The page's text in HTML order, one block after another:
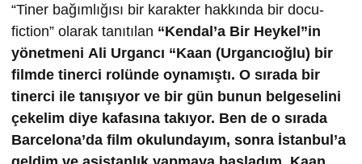
“Tiner bağımlığısı bir karakter hakkında bir docu-
fiction” olarak tanıtılan “Kendal’a Bir Heykel”in
yönetmeni Ali Urgancı “Kaan (Urgancıoğlu) bir
filmde tinerci rolünde oynamıştı. O sırada bir
tinerci ile tanışıyor ve bir gün bunun belgeselini
çekelim diye kafasına takıyor. Ben de o sırada
Barcelona’da film okulundayım, sonra İstanbul’a